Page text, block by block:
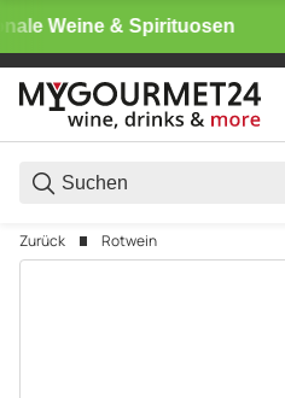
Weine & Spirituosen
Zurück Rotwein